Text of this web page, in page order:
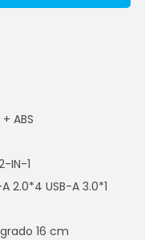
ABS
IN-1
2.0*4 USB-A 3.0*1
16 cm